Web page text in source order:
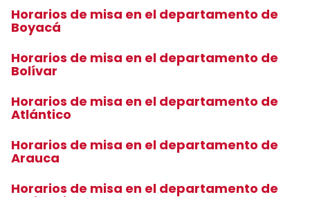
Horarios de misa en el departamento de
Boyacá
Horarios de misa en el departamento de
Bolívar
Horarios de misa en el departamento de
Atlántico
Horarios de misa en el departamento de
Arauca
Horarios de misa en el departamento de